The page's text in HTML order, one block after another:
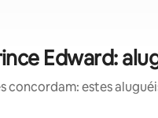
Edward:
concordam: estes